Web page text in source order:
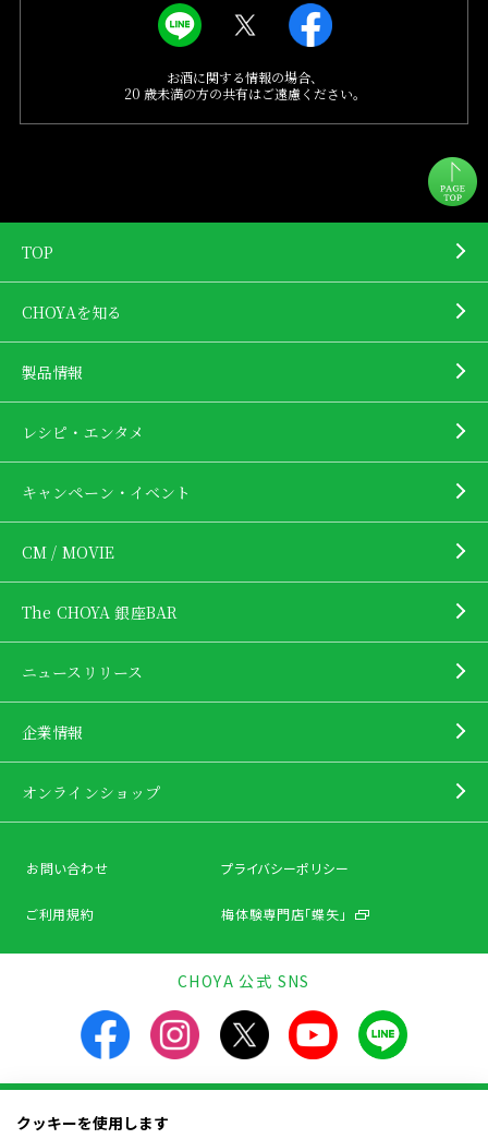
お酒に関する情報の場合、
20 歳未満の方の共有はご遠慮ください。
TOP
CHOYAを知る
製品情報
レシピ・エンタメ
キャンペーン・イベント
CM / MOVIE
The CHOYA 銀座BAR
ニュースリリース
企業情報
オンラインショップ
お問い合わせ プライバシーポリシー
ご利用規約 梅体験専門店「蝶矢」
CHOYA 公式 SNS
飲酒は20歳になってから。飲酒運転は法律で禁止されています。
クッキーを使用します